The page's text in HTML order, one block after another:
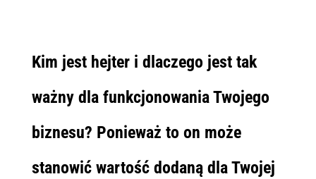
Kim jest hejter i dlaczego jest tak
ważny dla funkcjonowania Twojego
biznesu? Ponieważ to on może
stanowić wartość dodaną dla Twojej